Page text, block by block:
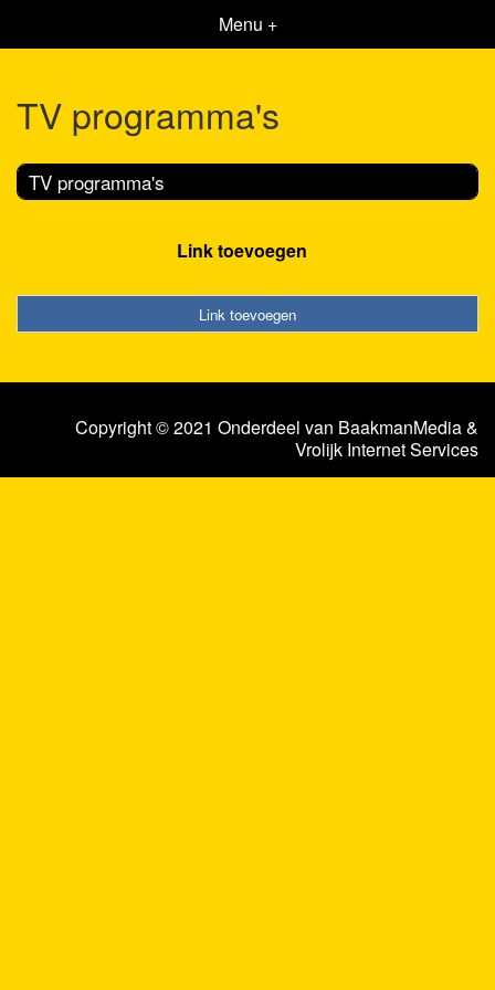
Menu +
TV programma's
TV programma's
Link toevoegen
Link toevoegen
Copyright © 2021 Onderdeel van BaakmanMedia&
Vrolijk Internet Services